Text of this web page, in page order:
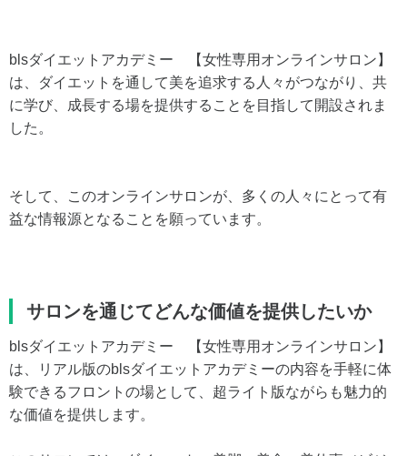
blsダイエットアカデミー 【女性専用オンラインサロン】
は、ダイエットを通して美を追求する人々がつながり、共
に学び、成長する場を提供することを目指して開設されま
した。
そして、このオンラインサロンが、多くの人々にとって有
益な情報源となることを願っています。
サロンを通じてどんな価値を提供したいか
blsダイエットアカデミー 【女性専用オンラインサロン】
は、リアル版のblsダイエットアカデミーの内容を手軽に体
験できるフロントの場として、超ライト版ながらも魅力的
な価値を提供します。